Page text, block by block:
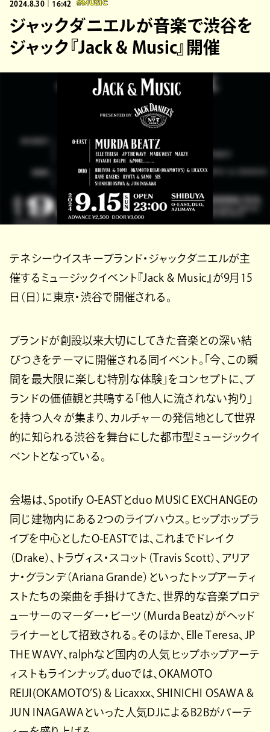
2024.8.30｜16:42 #MUSIC
ジャックダニエルが音楽で渋谷を
ジャック『Jack & Music』開催
テネシーウイスキーブランド・ジャックダニエルが主
催するミュージックイベント『Jack & Music』が9月15
日（日）に東京・渋谷で開催される。
ブランドが創設以来大切にしてきた音楽との深い結
びつきをテーマに開催される同イベント。「今、この瞬
間を最大限に楽しむ特別な体験」をコンセプトに、ブ
ランドの価値観と共鳴する「他人に流されない拘り」
を持つ人々が集まり、カルチャーの発信地として世界
的に知られる渋谷を舞台にした都市型ミュージックイ
ベントとなっている。
会場は、Spotify O-EASTとduo MUSIC EXCHANGEの
同じ建物内にある2つのライブハウス。ヒップホップラ
イブを中心としたO-EASTでは、これまでドレイク
（Drake）、トラヴィス・スコット（Travis Scott）、アリア
ナ・グランデ（Ariana Grande）といったトップアーティ
ストたちの楽曲を手掛けてきた、世界的な音楽プロデ
ューサーのマーダー・ビーツ（Murda Beatz）がヘッド
ライナーとして招致される。そのほか、Elle Teresa、JP
THE WAVY、ralphなど国内の人気ヒップホップアーテ
ィストもラインナップ。duoでは、OKAMOTO
REIJI(OKAMOTO’S) & Licaxxx、SHINICHI OSAWA &
JUN INAGAWAといった人気DJによるB2Bがパーテ